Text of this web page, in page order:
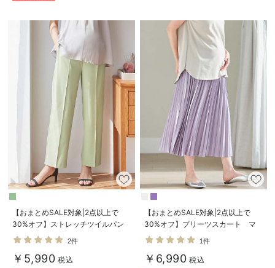
【おまとめSALE対象|2点以上で
30%オフ】ストレッチツイルパン
ツ マタニティ・産後【出産後も長
2件
￥5,990 税込
【おまとめSALE対象|2点以上で
30%オフ】プリーツスカート マ
タニティ・産後【出産後も長く使え
1件
￥6,990 税込